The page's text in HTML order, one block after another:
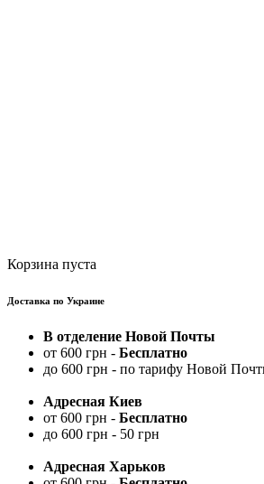
Корзина пуста
Доставка по Украине
В отделение Новой Почты
от 600 грн - Бесплатно
до 600 грн - по тарифу Новой
Адресная Киев
от 600 грн - Бесплатно
до 600 грн - 50 грн
Адресная Харьков